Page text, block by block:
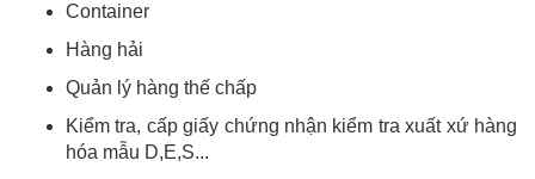
Container
Hàng hải
Quản lý hàng thế chấp
Kiểm tra, cấp giấy chứng nhận kiểm tra xuất xứ hàng
hóa mẫu D,E,S...